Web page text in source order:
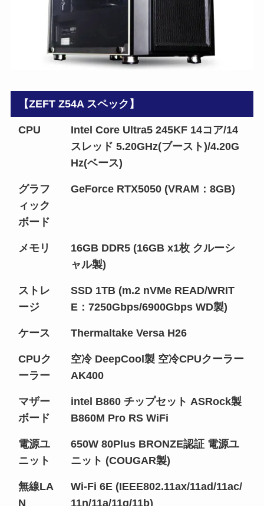
【ZEFT Z54A スペック】
CPU
Intel Core Ultra5 245KF 14コア/14
スレッド 5.20GHz(ブースト)/4.20G
Hz(ベース)
グラフ
ィック
ボード
GeForce RTX5050 (VRAM：8GB)
メモリ
16GB DDR5 (16GB x1枚 クルーシ
ャル製)
ストレ
ージ
SSD 1TB (m.2 nVMe READ/WRIT
E：7250Gbps/6900Gbps WD製)
ケース Thermaltake Versa H26
CPUク
ーラー
空冷 DeepCool製 空冷CPUクーラー
AK400
マザー
ボード
intel B860 チップセット ASRock製
B860M Pro RS WiFi
電源ユ
ニット
650W 80Plus BRONZE認証 電源ユ
ニット (COUGAR製)
無線LA
N
Wi-Fi 6E (IEEE802.11ax/11ad/11ac/
11n/11a/11g/11b)